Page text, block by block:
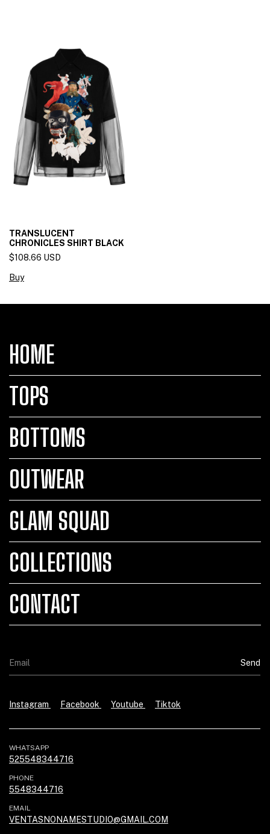
TRANSLUCENT
CHRONICLES SHIRT BLACK
$108.66 USD
Buy
HOME
TOPS
BOTTOMS
OUTWEAR
GLAM SQUAD
COLLECTIONS
CONTACT
Instagram Facebook Youtube Tiktok
WHATSAPP
525548344716
PHONE
5548344716
EMAIL
VENTASNONAMESTUDIO@GMAIL.COM